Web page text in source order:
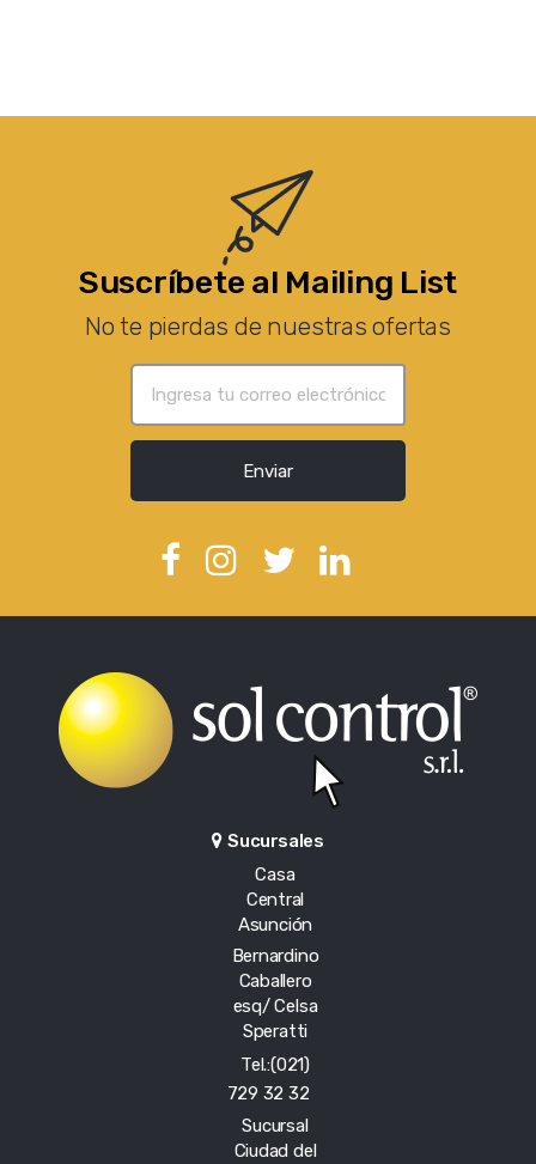
Suscríbete al Mailing List
No te pierdas de nuestras ofertas
Enviar
Sucursales
Casa
Central
Asunción
Bernardino
Caballero
esq/ Celsa
Speratti
Tel.:(021)
729 32 32
Sucursal
Ciudad del